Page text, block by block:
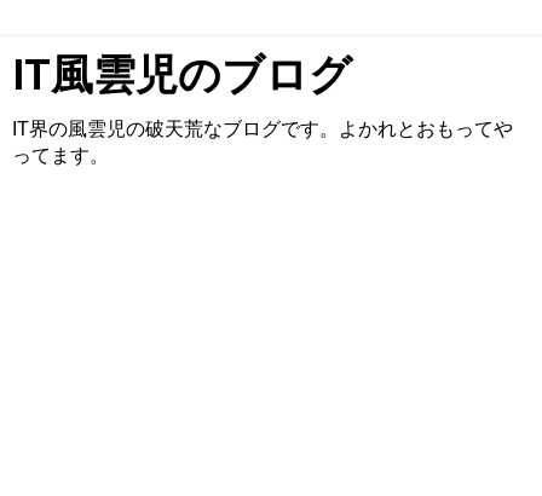
IT風雲児のブログ
IT界の風雲児の破天荒なブログです。よかれとおもってや
ってます。